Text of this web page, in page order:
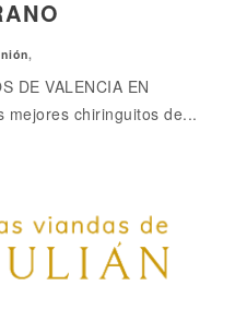
,
DE VALENCIA EN
mejores chiringuitos de...